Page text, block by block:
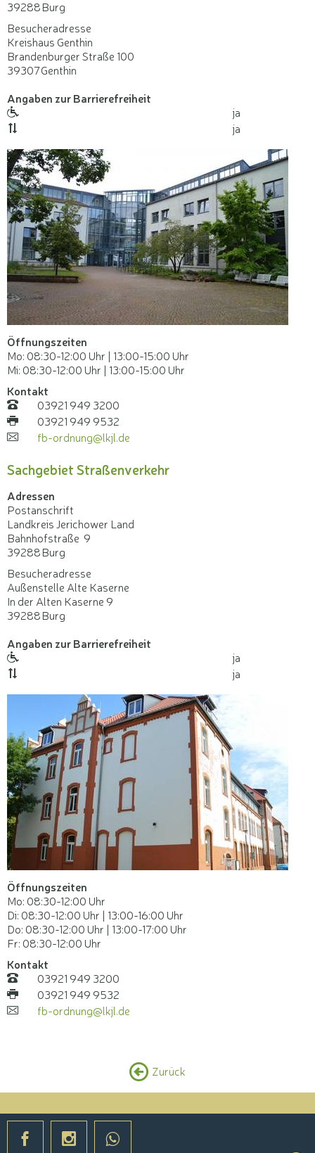
Öffnungszeiten
Mo: 08:30-12:00 Uhr | 13:00-15:00 Uhr
Mi: 08:30-12:00 Uhr | 13:00-15:00 Uhr
Angaben zur Barrierefreiheit
Rollstuhlgerecht
ja
vorhanden
ja
39288Burg
Besucheradresse
Kreishaus Genthin
Brandenburger Straße 100
39307Genthin
Kontakt
Telefon:
03921 949 3200
Fax:
03921 949 9532
Mail:
fb-ordnung@lkjl.de
Sachgebiet Straßenverkehr
Öffnungszeiten
Mo: 08:30-12:00 Uhr
Di: 08:30-12:00 Uhr | 13:00-16:00 Uhr
Do: 08:30-12:00 Uhr | 13:00-17:00 Uhr
Fr: 08:30-12:00 Uhr
Angaben zur Barrierefreiheit
Rollstuhlgerecht
ja
ja
Adressen
Postanschrift
Landkreis Jerichower Land
Bahnhofstraße 9
39288Burg
Besucheradresse
Außenstelle Alte Kaserne
In der Alten Kaserne 9
39288Burg
Kontakt
Telefon:
03921 949 3200
Fax:
03921 949 9532
fb-ordnung@lkjl.de
backward Zurück